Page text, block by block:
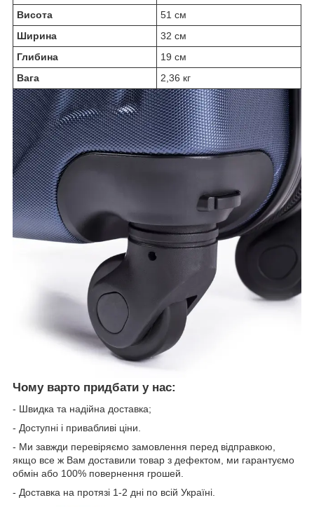
Висота
51 см
Ширина
32 см
Глибина
19 см
Вага
2,36 кг
Чому варто придбати у нас:
- Швидка та надійна доставка;
- Доступні і привабливі ціни.
- Ми завжди перевіряємо замовлення перед відправкою,
якщо все ж Вам доставили товар з дефектом, ми гарантуємо
обмін або 100% повернення грошей.
- Доставка на протязі 1-2 дні по всій Україні.